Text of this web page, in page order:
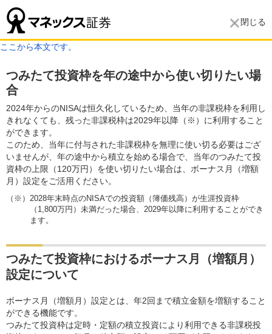
閉じる
ここから本文です。
つみたて投資枠を年の途中から使い切りたい場
合
2024年からのNISAは恒久化しているため、当年の非課税枠を利用し
きれなくても、残った非課税枠は2029年以降（※）に利用すること
ができます。
このため、当年に付与された非課税枠を無理に使い切る必要はござ
いませんが、年の途中から積立を始める場合で、当年のつみたて投
資枠の上限（120万円）を使い切りたい場合は、ボーナス月（増額
月）設定をご活用ください。
（※）2028年末時点のNISAでの投資額（簿価残高）が生涯投資枠
（1,800万円）未満だった場合、2029年以降に利用することができ
ます。
つみたて投資枠におけるボーナス月（増額月）
設定について
ボーナス月（増額月）設定とは、年2回まで積立金額を増額すること
ができる機能です。
つみたて投資枠は定時・定額の積立投資により利用できる非課税投